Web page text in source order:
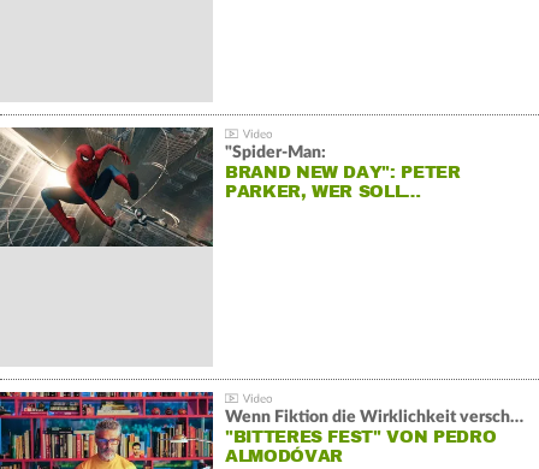
"Spider-Man:
BRAND NEW DAY": PETER
PARKER, WER SOLL…
Wenn Fiktion die Wirklichkeit verschiebt:
"BITTERES FEST" VON PEDRO
ALMODÓVAR